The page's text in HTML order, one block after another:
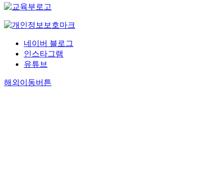
네이버 블로그
인스타그램
유튜브
해외이동버튼